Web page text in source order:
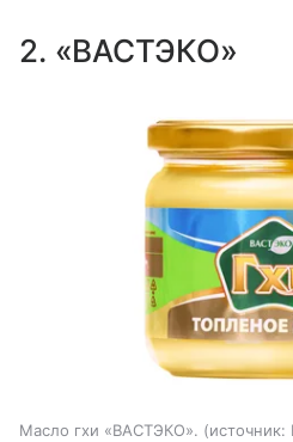
2. «ВАСТЭКО»
Масло гхи «ВАСТЭКО». источник: